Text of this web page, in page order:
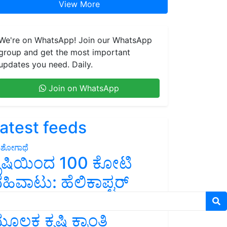
View More
on WhatsApp! Join our WhatsApp
and get the most important
you need. Daily.
Join on WhatsApp
feeds
100 ಕೋಟಿ
ಹೆಲಿಕಾಪ್ಟರ್
ಕೃಷಿ ಕ್ರಾಂತಿ